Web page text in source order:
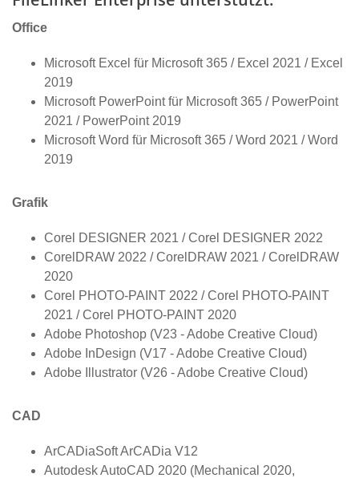
Office
Microsoft Excel für Microsoft 365 / Excel 2021 / Excel
2019
Microsoft PowerPoint für Microsoft 365 / PowerPoint
2021 / PowerPoint 2019
Microsoft Word für Microsoft 365 / Word 2021 / Word
2019
Grafik
Corel DESIGNER 2021 / Corel DESIGNER 2022
CorelDRAW 2022 / CorelDRAW 2021 / CorelDRAW
2020
Corel PHOTO-PAINT 2022 / Corel PHOTO-PAINT
2021 / Corel PHOTO-PAINT 2020
Adobe Photoshop (V23 - Adobe Creative Cloud)
Adobe InDesign (V17 - Adobe Creative Cloud)
Adobe Illustrator (V26 - Adobe Creative Cloud)
CAD
ArCADiaSoft ArCADia V12
Autodesk AutoCAD 2020 (Mechanical 2020,